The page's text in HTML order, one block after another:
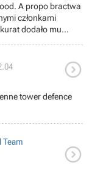
A propo bractwa
członkami
mu
Animusa jest
mieć je zaliczone.
się menu i
odsłona serii o

tower defence
Team
